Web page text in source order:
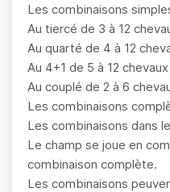
Les combinaisons
Au tiercé de 3 à 12
Au quarté de 4 à 12
Au 4+1 de 5 à 12 chevaux
Au couplé de 2 à 6
Les combinaisons
Les combinaisons dans
Le champ se joue en
combinaison complète.
Les combinaisons